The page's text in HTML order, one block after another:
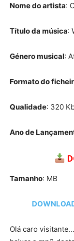
Nome do artista:
Título da música:
Género musical:
Formato do
Qualidade: 320
Ano de
Tamanho: MB
Olá caro